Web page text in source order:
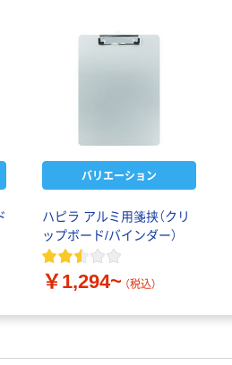
バリエーション
ハピラ アルミ用箋挟（クリ
ップボード/バインダー）
￥1,294~ （税込）